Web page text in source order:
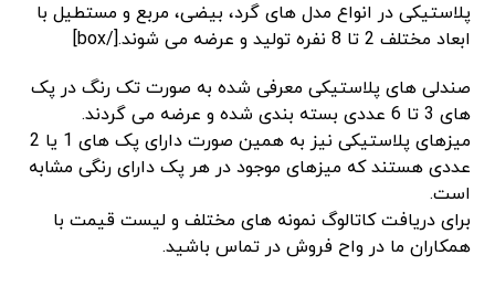
پلاستیکی در انواع مدل های گرد، بیضی، مربع و مستطیل با
ابعاد مختلف 2 تا 8 نفره تولید و عرضه می شوند.[/box]
صندلی های پلاستیکی معرفی شده به صورت تک رنگ در پک
های 3 تا 6 عددی بسته بندی شده و عرضه می گردند.
میزهای پلاستیکی نیز به همین صورت دارای پک های 1 یا 2
عددی هستند که میزهای موجود در هر پک دارای رنگی مشابه
است.
برای دریافت کاتالوگ نمونه های مختلف و لیست قیمت با
همکاران ما در واح فروش در تماس باشید.